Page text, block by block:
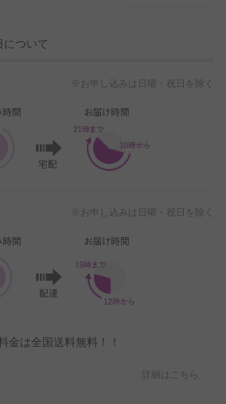
について
※お申し込みは日曜・祝日を除く
※お申し込みは日曜・祝日を除く
金は全国送料無料！！
詳細はこちら